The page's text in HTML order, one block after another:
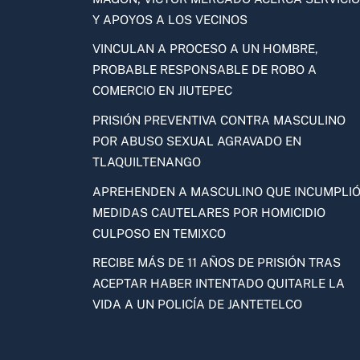
Y APOYOS A LOS VECINOS
VINCULAN A PROCESO A UN HOMBRE,
PROBABLE RESPONSABLE DE ROBO A
COMERCIO EN JIUTEPEC
PRISIÓN PREVENTIVA CONTRA MASCULINO
POR ABUSO SEXUAL AGRAVADO EN
TLAQUILTENANGO
APREHENDEN A MASCULINO QUE INCUMPLIÓ
MEDIDAS CAUTELARES POR HOMICIDIO
CULPOSO EN TEMIXCO
RECIBE MÁS DE 11 AÑOS DE PRISIÓN TRAS
ACEPTAR HABER INTENTADO QUITARLE LA
VIDA A UN POLICÍA DE JANTETELCO